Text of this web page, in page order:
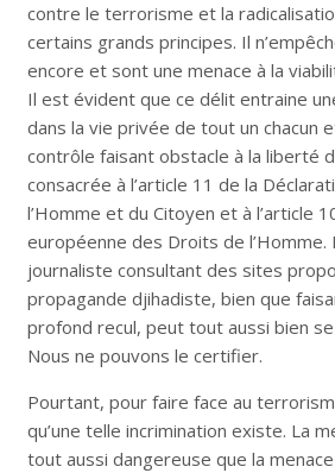
contre le terrorisme et la
certains grands principes. Il
encore et sont une menace à la
Il est évident que ce délit entraine
dans la vie privée de tout un chacun
contrôle faisant obstacle à la liberté
consacrée à l’article 11 de la
l’Homme et du Citoyen et à l’article
européenne des Droits de l’Homme.
journaliste consultant des sites
propagande djihadiste, bien que
profond recul, peut tout aussi bien
Nous ne pouvons le certifier.
Pourtant, pour faire face au
qu’une telle incrimination existe. La
tout aussi dangereuse que la